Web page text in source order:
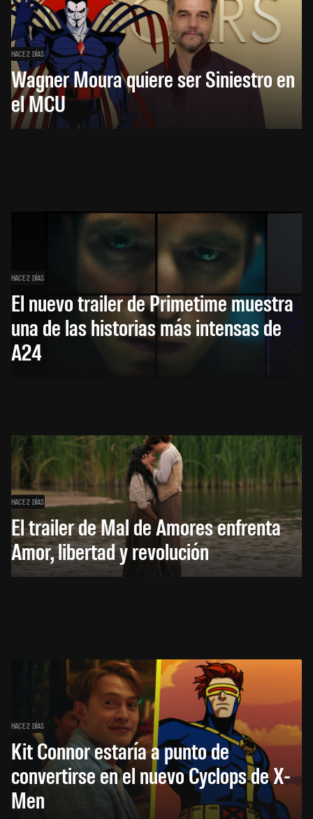
HACE 2 DÍAS
Wagner Moura quiere ser Siniestro en
el MCU
HACE 2 DÍAS
El nuevo trailer de Primetime muestra
una de las historias más intensas de
A24
HACE 2 DÍAS
El trailer de Mal de Amores enfrenta
Amor, libertad y revolución
HACE 2 DÍAS
Kit Connor estaría a punto de
convertirse en el nuevo Cyclops de X-
Men